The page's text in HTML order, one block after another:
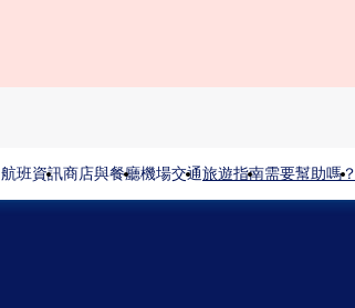
航班資訊商店與餐廳機場交通旅遊指南需要幫助嗎？